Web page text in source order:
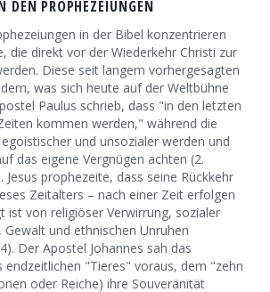
DEN PROPHEZEIUNGEN
in der Bibel konzentrieren
die direkt vor der Wiederkehr Christi zur
Diese seit langem vorhergesagten
was sich heute auf der Weltbühne
Paulus schrieb, dass "in den letzten
kommen werden," während die
und unsozialer werden und
das eigene Vergnügen achten (2.
prophezeite, dass seine Rückkehr
Zeitalters – nach einer Zeit erfolgen
ist von religiöser Verwirrung, sozialer
Gewalt und ethnischen Unruhen
Der Apostel Johannes sah das
endzeitlichen "Tieres" voraus, dem "zehn
oder Reiche) ihre Souveränität